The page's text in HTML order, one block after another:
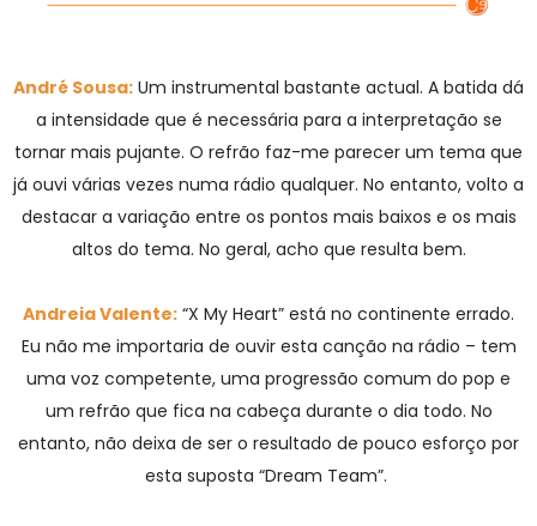
André Sousa: Um instrumental bastante actual. A batida dá
a intensidade que é necessária para a interpretação se
tornar mais pujante. O refrão faz-me parecer um tema que
já ouvi várias vezes numa rádio qualquer. No entanto, volto a
destacar a variação entre os pontos mais baixos e os mais
altos do tema. No geral, acho que resulta bem.
Andreia Valente: “X My Heart” está no continente errado.
Eu não me importaria de ouvir esta canção na rádio – tem
uma voz competente, uma progressão comum do pop e
um refrão que fica na cabeça durante o dia todo. No
entanto, não deixa de ser o resultado de pouco esforço por
esta suposta “Dream Team”.